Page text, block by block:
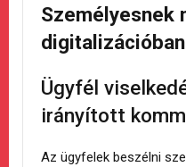
Személyesnek
digitalizációban
Ügyfél
irányított
Az ügyfelek beszélni